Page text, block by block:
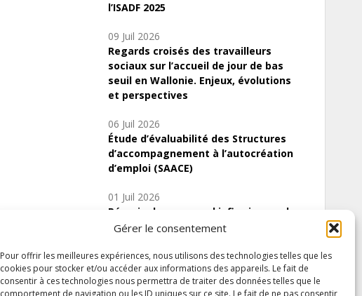
Gérer le consentement
Pour offrir les meilleures expériences, nous utilisons des technologies telles que les
cookies pour stocker et/ou accéder aux informations des appareils. Le fait de
consentir à ces technologies nous permettra de traiter des données telles que le
comportement de navigation ou les ID uniques sur ce site. Le fait de ne pas consentir
l’ISADF 2025
09 Juil 2026
Regards croisés des travailleurs
sociaux sur l’accueil de jour de bas
seuil en Wallonie. Enjeux, évolutions
et perspectives
06 Juil 2026
Étude d’évaluabilité des Structures
d’accompagnement à l’autocréation
d’emploi (SAACE)
01 Juil 2026
Pénurie du personnel infirmier :quels
indicateurs d’offre de soins pour